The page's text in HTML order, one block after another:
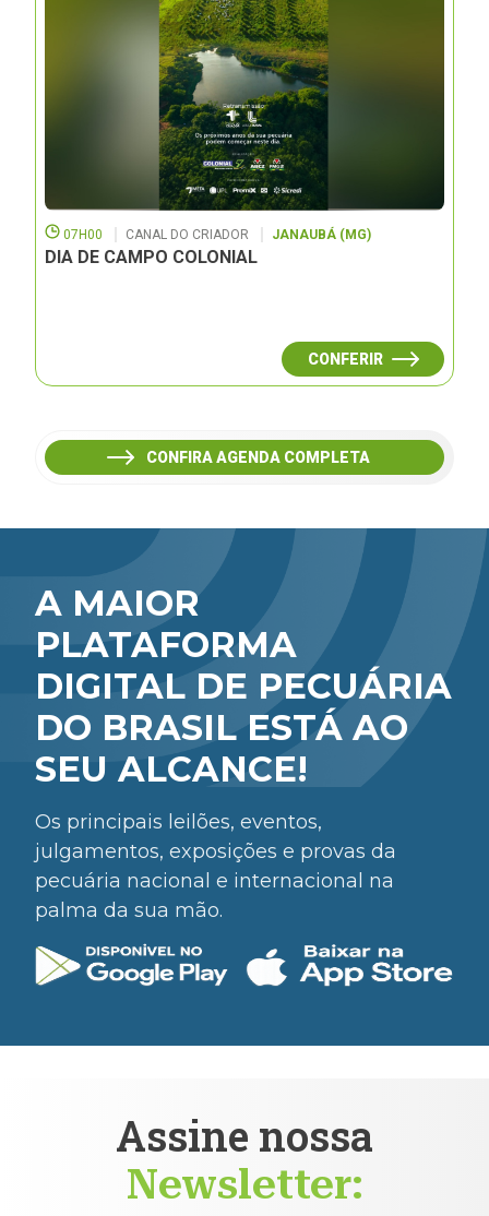
07H00 CANAL DO CRIADOR JANAUBÁ (MG)
DIA DE CAMPO COLONIAL
CONFERIR
CONFIRA AGENDA COMPLETA
A MAIOR
PLATAFORMA
DIGITAL DE PECUÁRIA
DO BRASIL ESTÁ AO
SEU ALCANCE!
Os principais leilões, eventos,
julgamentos, exposições e provas da
pecuária nacional e internacional na
palma da sua mão.
Assine nossa
Newsletter: